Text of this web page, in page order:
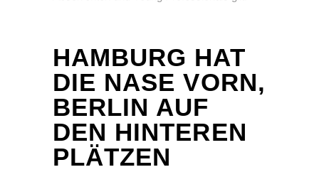
HAMBURG HAT
DIE NASE VORN,
BERLIN AUF
DEN HINTEREN
PLÄTZEN